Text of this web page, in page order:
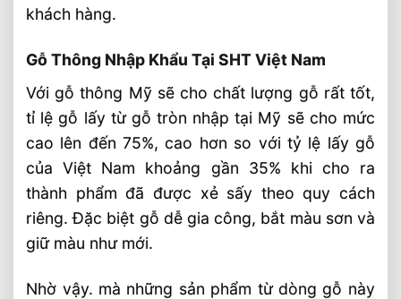
khách hàng.
Gỗ Thông Nhập Khẩu Tại SHT Việt Nam
Với gỗ thông Mỹ sẽ cho chất lượng gỗ rất tốt,
tỉ lệ gỗ lấy từ gỗ tròn nhập tại Mỹ sẽ cho mức
cao lên đến 75%, cao hơn so với tỷ lệ lấy gỗ
của Việt Nam khoảng gần 35% khi cho ra
thành phẩm đã được xẻ sấy theo quy cách
riêng. Đặc biệt gỗ dễ gia công, bắt màu sơn và
giữ màu như mới.
Nhờ vậy. mà những sản phẩm từ dòng gỗ này